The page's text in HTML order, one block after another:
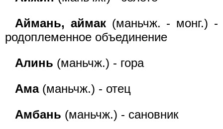
Аймань, аймак (маньчж. - монг.) -
родоплеменное объединение
Алинь (маньчж.) - гора
Ама(маньчж.) - отец
Амбань (маньчж.) - сановник